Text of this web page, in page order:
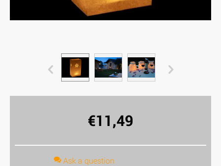
€11,49
Ask a question